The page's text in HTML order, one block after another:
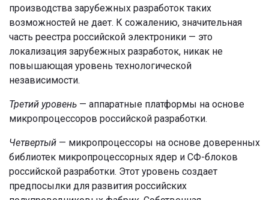
производства зарубежных разработок таких
возможностей не дает. К сожалению, значительная
часть реестра российской электроники — это
локализация зарубежных разработок, никак не
повышающая уровень технологической
независимости.
Третий уровень — аппаратные платформы на основе
микропроцессоров российской разработки.
Четвертый — микропроцессоры на основе доверенных
библиотек микропроцессорных ядер и СФ-блоков
российской разработки. Этот уровень создает
предпосылки для развития российских